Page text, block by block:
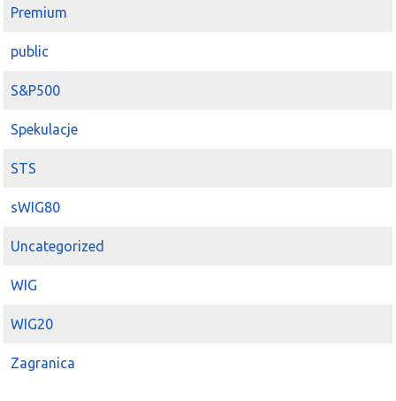
Premium
public
S&P500
Spekulacje
STS
sWIG80
Uncategorized
WIG
WIG20
Zagranica